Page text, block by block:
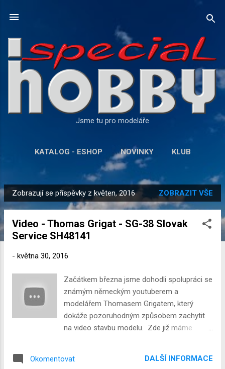
Jsme tu pro modeláře
KATALOG - ESHOP NOVINKY KLUB
DALŠÍ… KONTAKT
P
ř
Zobrazují se příspěvky z květen, 2016 ZOBRAZIT VŠE
Video - Thomas Grigat - SG-38 Slovak
Service SH48141
- května 30, 2016
Začátkem března jsme dohodli spolupráci se
známým německým youtuberem a
modelářem Thomasem Grigatem, který
dokáže pozoruhodným způsobem zachytit
na video stavbu modelu. Zde již máme
SG-38 Slovak Service. Thomas byl s
modelem nadmíru spokojen, citujeme:
Okomentovat DALŠÍ INFORMACE